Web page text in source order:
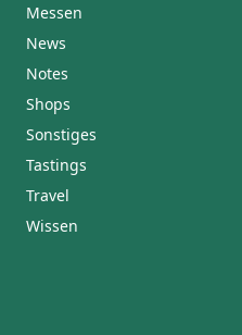
Messen
News
Notes
Shops
Sonstiges
Tastings
Travel
Wissen